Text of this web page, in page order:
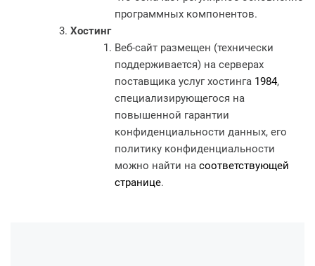
программных компонентов.
Хостинг
Веб-сайт размещен (технически
поддерживается) на серверах
поставщика услуг хостинга 1984,
специализирующегося на
повышенной гарантии
конфиденциальности данных, его
политику конфиденциальности
можно найти на соответствующей
странице.